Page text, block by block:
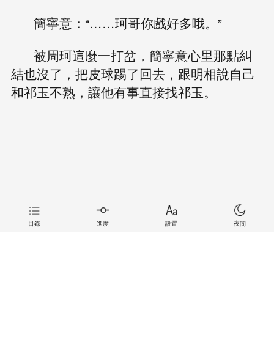
簡寧意：“……珂哥你戲好多哦。”
被周珂這麼一打岔，簡寧意心里那點糾
結也沒了，把皮球踢了回去，跟明相說自己
和祁玉不熟，讓他有事直接找祁玉。
目錄 進度 設置 夜間